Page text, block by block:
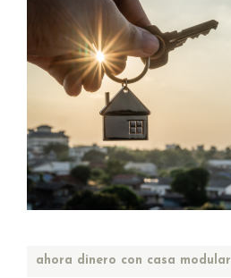
ahora dinero con casa modular